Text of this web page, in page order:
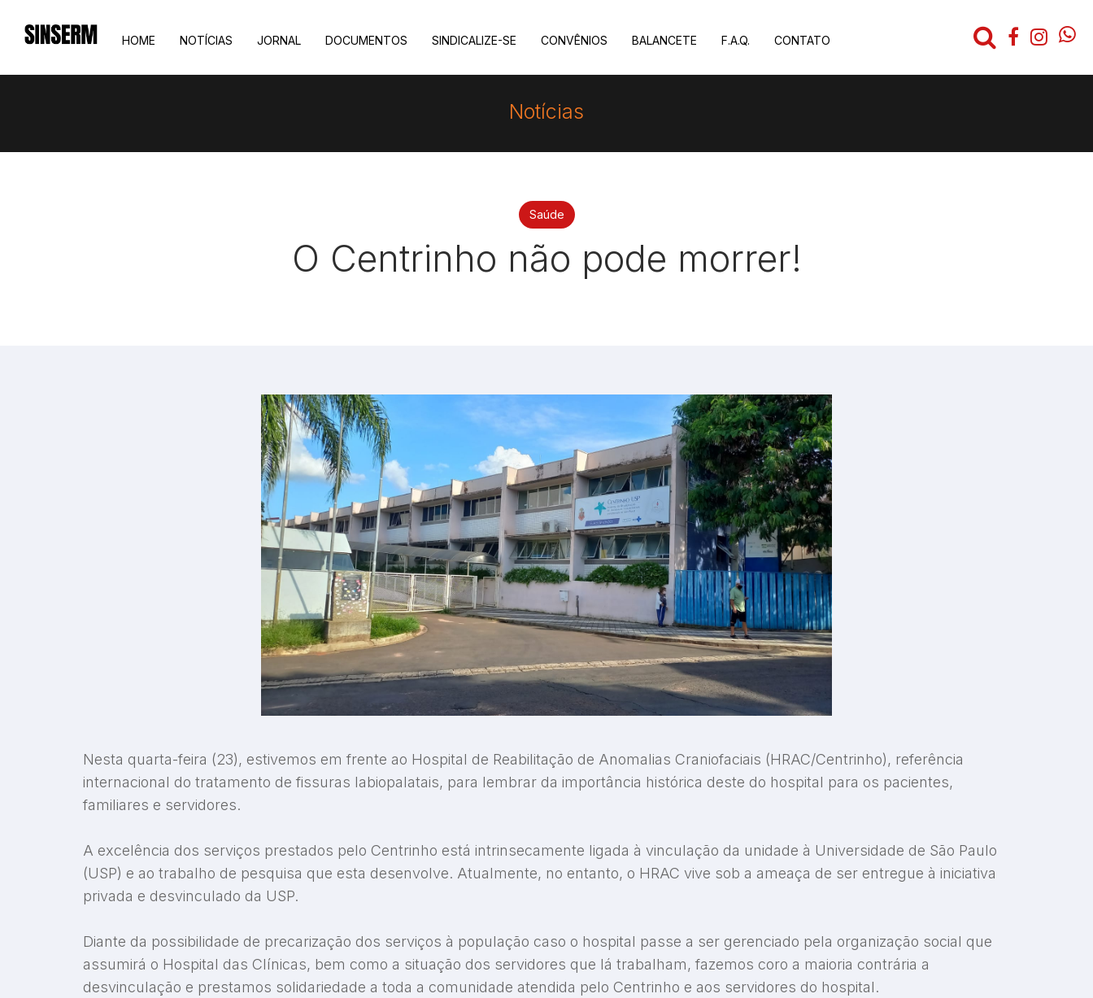
HOME NOTÍCIAS JORNAL DOCUMENTOS SINDICALIZE-SE CONVÊNIOS BALANCETE F.A.Q. CONTATO
Notícias
Saúde
O Centrinho não pode morrer!
Nesta quarta-feira (23), estivemos em frente ao Hospital de Reabilitação de Anomalias Craniofaciais (HRAC/Centrinho), referência
internacional do tratamento de fissuras labiopalatais, para lembrar da importância histórica deste do hospital para os pacientes,
familiares e servidores.
A excelência dos serviços prestados pelo Centrinho está intrinsecamente ligada à vinculação da unidade à Universidade de São Paulo
(USP) e ao trabalho de pesquisa que esta desenvolve. Atualmente, no entanto, o HRAC vive sob a ameaça de ser entregue à iniciativa
privada e desvinculado da USP.
Diante da possibilidade de precarização dos serviços à população caso o hospital passe a ser gerenciado pela organização social que
assumirá o Hospital das Clínicas, bem como a situação dos servidores que lá trabalham, fazemos coro a maioria contrária a
desvinculação e prestamos solidariedade a toda a comunidade atendida pelo Centrinho e aos servidores do hospital.